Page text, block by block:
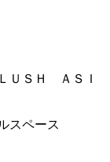
ＵＳＨ ＡＳＩ